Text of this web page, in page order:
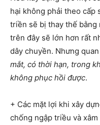
hại không phải theo cấp
triền sẽ bị thay thế bằng
trên đây sẽ lớn hơn rất
dây chuyền. Nhưng
mắt, có thời hạn, trong
không phục hồi được.
+ Các mặt lợi khi xây
chống ngập triều và